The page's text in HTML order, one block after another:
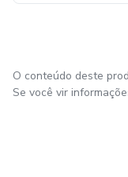
O conteúdo deste
Se você vir